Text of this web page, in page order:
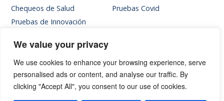
We value your privacy
We use cookies to enhance your browsing experience, serve
personalised ads or content, and analyse our traffic. By
clicking "Accept All", you consent to our use of cookies.
Chequeos de Salud
Pruebas de Innovación
Pruebas Covid
Web de resultados